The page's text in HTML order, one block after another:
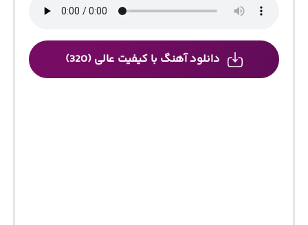
دانلود آهنگ با کیفیت عالی (320)